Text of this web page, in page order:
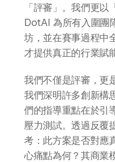
「評審」。我們更以
DotAI 為所有入圍團
坊，並在賽事過程中
才提供真正的行業賦
我們不僅是評審，更
我們深明許多創新構
們的指導重點在於引
壓力測試。透過反覆
考：此方案是否對應
心痛點為何？其商業